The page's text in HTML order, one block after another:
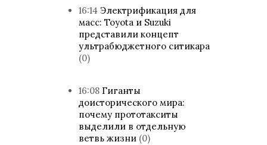
16:14 Электрификация для
масс: Toyota и Suzuki
представили концепт
ультрабюджетного ситикара
(0)
16:08 Гиганты
доисторического мира:
почему прототакситы
выделили в отдельную
ветвь жизни (0)